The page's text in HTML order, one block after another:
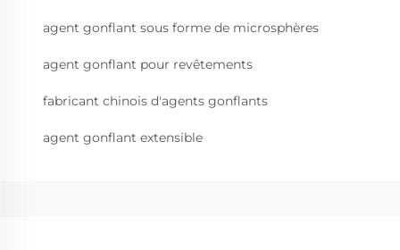
agent gonflant sous forme de microsphères
agent gonflant pour revêtements
fabricant chinois d'agents gonflants
agent gonflant extensible